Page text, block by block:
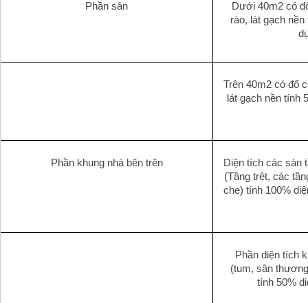
Phần sân
Dưới 40m2 có
rào, lát gạch
Trên 40m2 có đổ
lát gạch nền tính
Phần khung nhà bên trên
Diện tích các sàn
(Tầng trệt, các
che) tính 100%
Phần diện tích
(tum, sân
tính 50%